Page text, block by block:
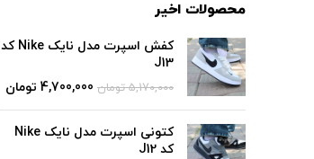
محصولات اخیر
کفش اسپرت مدل نایک Nike کد
J13
5,170,000 تومان 4,700,000 تومان
کتونی اسپرت مدل نایک Nike
کد J12